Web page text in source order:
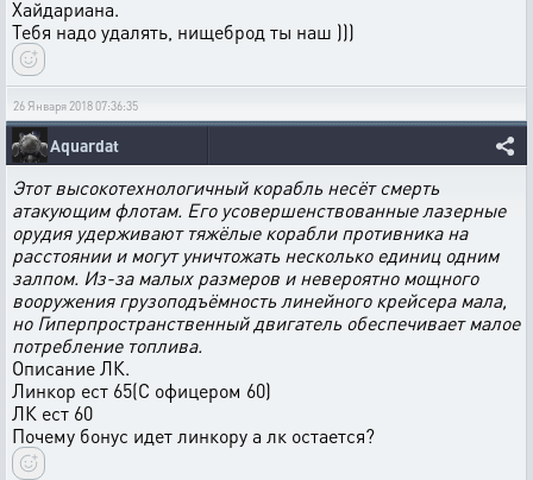
Хайдариана.
Тебя надо удалять, нищеброд ты наш )))
26 Января 2018 07:36:35
Aquardat
Этот высокотехнологичный корабль несёт смерть
атакующим флотам. Его усовершенствованные лазерные
орудия удерживают тяжёлые корабли противника на
расстоянии и могут уничтожать несколько единиц одним
залпом. Из-за малых размеров и невероятно мощного
вооружения грузоподъёмность линейного крейсера мала,
но Гиперпространственный двигатель обеспечивает малое
потребление топлива.
Описание ЛК.
Линкор ест 65(С офицером 60)
ЛК ест 60
Почему бонус идет линкору а лк остается?